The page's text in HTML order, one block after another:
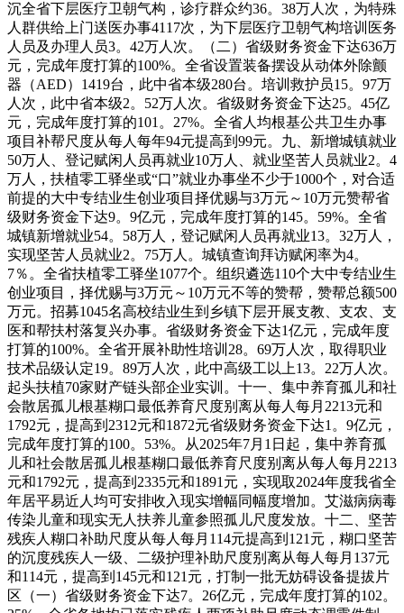
沉全省下层医疗卫朝气构，诊疗群众约36。38万人次，为特殊
人群供给上门送医办事4117次，为下层医疗卫朝气构培训医务
人员及办理人员3。42万人次。（二）省级财务资金下达636万
元，完成年度打算的100%。全省设置装备摆设从动体外除颤
器（AED）1419台，此中省本级280台。培训救护员15。97万
人次，此中省本级2。52万人次。省级财务资金下达25。45亿
元，完成年度打算的101。27%。全省人均根基公共卫生办事
项目补帮尺度从每人每年94元提高到99元。九、新增城镇就业
50万人、登记赋闲人员再就业10万人、就业坚苦人员就业2。4
万人，扶植零工驿坐或“口”就业办事坐不少于1000个，对合适
前提的大中专结业生创业项目择优赐与3万元～10万元赞帮省
级财务资金下达9。9亿元，完成年度打算的145。59%。全省
城镇新增就业54。58万人，登记赋闲人员再就业13。32万人，
实现坚苦人员就业2。75万人。城镇查询拜访赋闲率为4。
7％。全省扶植零工驿坐1077个。组织遴选110个大中专结业生
创业项目，择优赐与3万元～10万元不等的赞帮，赞帮总额500
万元。招募1045名高校结业生到乡镇下层开展支教、支农、支
医和帮扶村落复兴办事。省级财务资金下达1亿元，完成年度
打算的100%。全省开展补助性培训28。69万人次，取得职业
技术品级认定19。89万人次，此中高级工以上13。22万人次。
起头扶植70家财产链头部企业实训。十一、集中养育孤儿和社
会散居孤儿根基糊口最低养育尺度别离从每人每月2213元和
1792元，提高到2312元和1872元省级财务资金下达1。9亿元，
完成年度打算的100。53%。从2025年7月1日起，集中养育孤
儿和社会散居孤儿根基糊口最低养育尺度别离从每人每月2213
元和1792元，提高到2335元和1891元，实现取2024年度我省全
年居平易近人均可安排收入现实增幅同幅度增加。艾滋病病毒
传染儿童和现实无人扶养儿童参照孤儿尺度发放。十二、坚苦
残疾人糊口补助尺度从每人每月114元提高到121元，糊口坚苦
的沉度残疾人一级、二级护理补助尺度别离从每人每月137元
和114元，提高到145元和121元，打制一批无妨碍设备提拔片
区（一）省级财务资金下达7。26亿元，完成年度打算的102。